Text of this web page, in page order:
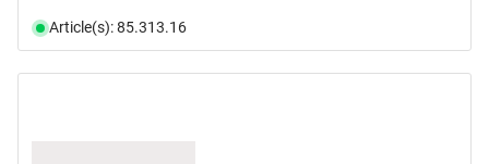
Article(s): 85.313.16